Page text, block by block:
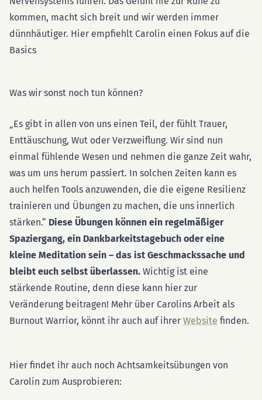
kommen, macht sich breit und wir werden immer
dünnhäutiger. Hier empfiehlt Carolin einen Fokus auf die
Basics
Was wir sonst noch tun können?
„Es gibt in allen von uns einen Teil, der fühlt Trauer,
Enttäuschung, Wut oder Verzweiflung. Wir sind nun
einmal fühlende Wesen und nehmen die ganze Zeit wahr,
was um uns herum passiert. In solchen Zeiten kann es
auch helfen Tools anzuwenden, die die eigene Resilienz
trainieren und Übungen zu machen, die uns innerlich
stärken.“ Diese Übungen können ein regelmäßiger
Spaziergang, ein Dankbarkeitstagebuch oder eine
kleine Meditation sein – das ist Geschmackssache und
bleibt euch selbst überlassen. Wichtig ist eine
stärkende Routine, denn diese kann hier zur
Veränderung beitragen! Mehr über Carolins Arbeit als
Burnout Warrior, könnt ihr auch auf ihrer Website finden.
Hier findet ihr auch noch Achtsamkeitsübungen von
Carolin zum Ausprobieren: